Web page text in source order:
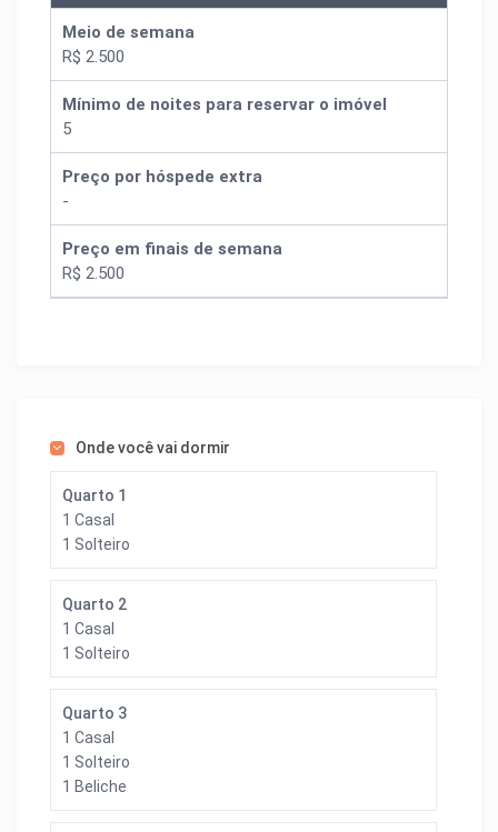
Meio de semana
R$ 2.500
Mínimo de noites para reservar o imóvel
5
Preço por hóspede extra
-
Preço em finais de semana
R$ 2.500
Onde você vai dormir
Quarto 1
1 Casal
1 Solteiro
Quarto 2
1 Casal
1 Solteiro
Quarto 3
1 Casal
1 Solteiro
1 Beliche